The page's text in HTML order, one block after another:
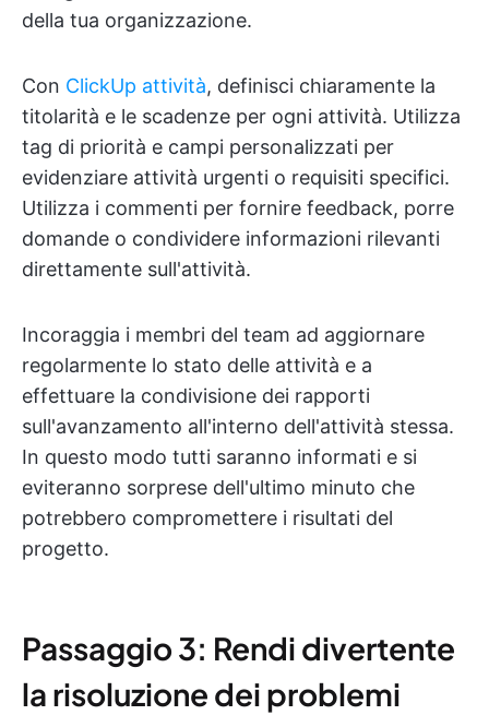
della tua organizzazione.
Con ClickUp attività, definisci chiaramente la
titolarità e le scadenze per ogni attività. Utilizza
tag di priorità e campi personalizzati per
evidenziare attività urgenti o requisiti specifici.
Utilizza i commenti per fornire feedback, porre
domande o condividere informazioni rilevanti
direttamente sull'attività.
Incoraggia i membri del team ad aggiornare
regolarmente lo stato delle attività e a
effettuare la condivisione dei rapporti
sull'avanzamento all'interno dell'attività stessa.
In questo modo tutti saranno informati e si
eviteranno sorprese dell'ultimo minuto che
potrebbero compromettere i risultati del
progetto.
Passaggio 3: Rendi divertente
la risoluzione dei problemi